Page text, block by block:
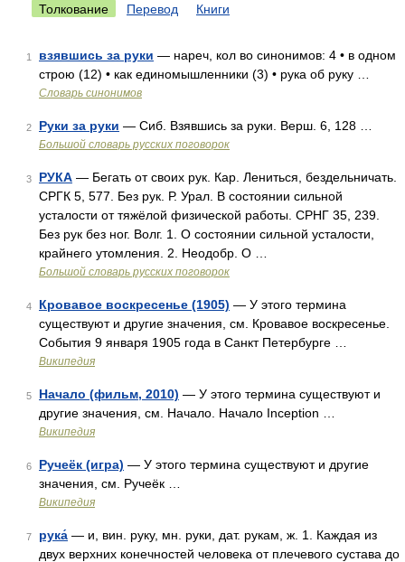
Толкование Перевод Книги
1 взявшись за руки — нареч, кол во синонимов: 4 • в одном
строю (12) • как единомышленники (3) • рука об руку …
Словарь синонимов
2 Руки за руки — Сиб. Взявшись за руки. Верш. 6, 128 …
Большой словарь русских поговорок
3 РУКА — Бегать от своих рук. Кар. Лениться, бездельничать.
СРГК 5, 577. Без рук. Р. Урал. В состоянии сильной
усталости от тяжёлой физической работы. СРНГ 35, 239.
Без рук без ног. Волг. 1. О состоянии сильной усталости,
крайнего утомления. 2. Неодобр. О …
Большой словарь русских поговорок
4 Кровавое воскресенье (1905) — У этого термина
существуют и другие значения, см. Кровавое воскресенье.
События 9 января 1905 года в Санкт Петербурге …
Википедия
5 Начало (фильм, 2010) — У этого термина существуют и
другие значения, см. Начало. Начало Inception …
Википедия
6 Ручеёк (игра) — У этого термина существуют и другие
значения, см. Ручеёк …
Википедия
7 рука́ — и, вин. руку, мн. руки, дат. рукам, ж. 1. Каждая из
двух верхних конечностей человека от плечевого сустава до